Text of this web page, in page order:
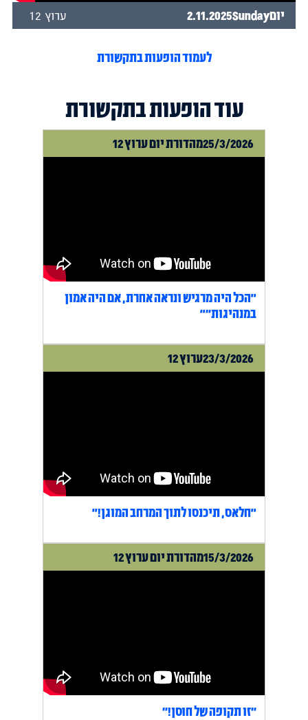
יוםSunday
2.11.2025 ערוץ 12
לעמוד הופעות בתקשורת
עוד הופעות בתקשורת
25/3/2026מהדורת יום ערוץ 12
"הכל היה מרגיש ונראה אחרת, אם היה אמון
במנהיגות״"
23/3/2026ערוץ 12
"חלאס, תיכנסו לתוך המרחב המוגן!"
15/3/2026מהדורת יום ערוץ 12
״זו תקופה של חוסן!״